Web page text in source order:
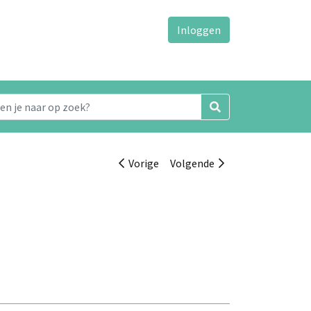
Inloggen
Vorige Volgende